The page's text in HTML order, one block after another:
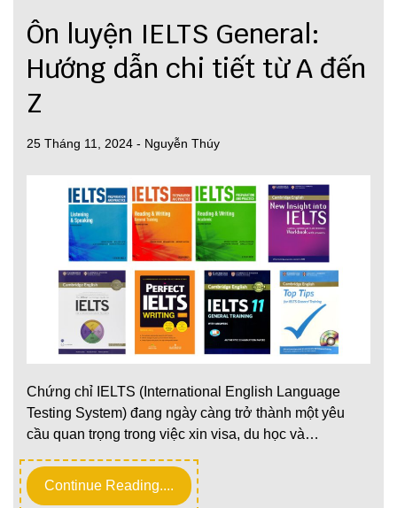
Ôn luyện IELTS General:
Hướng dẫn chi tiết từ A đến
Z
25 Tháng 11, 2024 - Nguyễn Thúy
Chứng chỉ IELTS (International English Language
Testing System) đang ngày càng trở thành một yêu
cầu quan trọng trong việc xin visa, du học và…
Continue Reading....